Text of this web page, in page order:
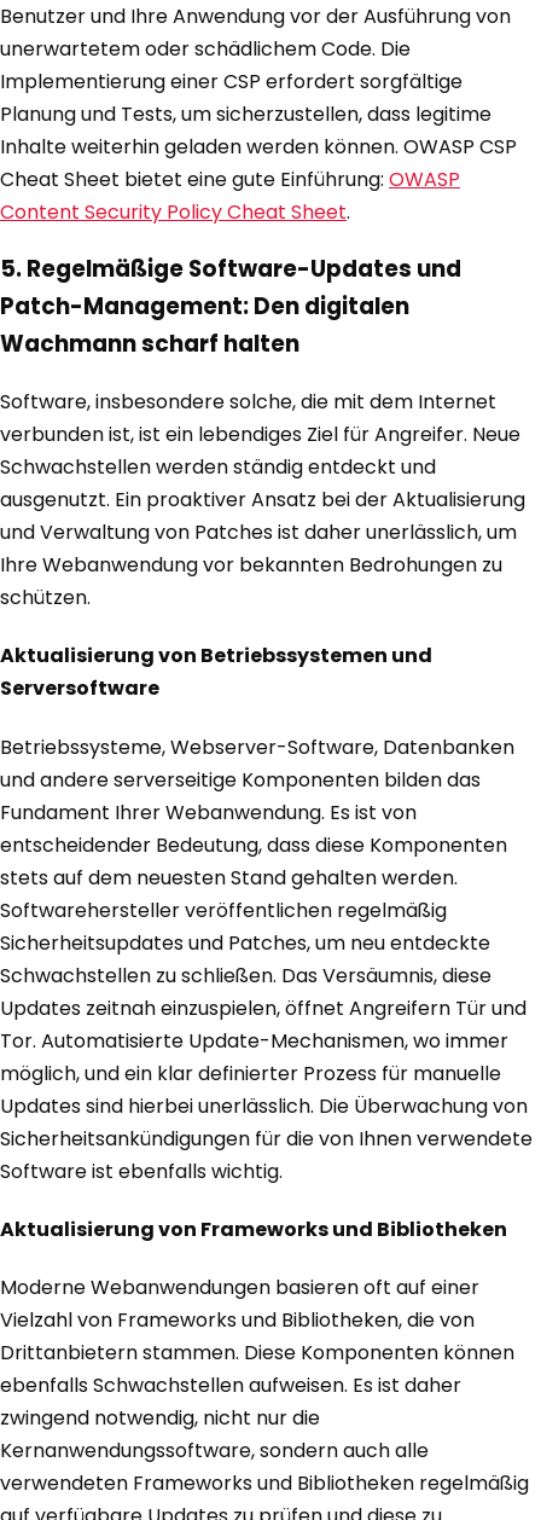
Benutzer und Ihre Anwendung vor der Ausführung von
unerwartetem oder schädlichem Code. Die
Implementierung einer CSP erfordert sorgfältige
Planung und Tests, um sicherzustellen, dass legitime
Inhalte weiterhin geladen werden können. OWASP CSP
Cheat Sheet bietet eine gute Einführung: OWASP
Content Security Policy Cheat Sheet.
5. Regelmäßige Software-Updates und
Patch-Management: Den digitalen
Wachmann scharf halten
Software, insbesondere solche, die mit dem Internet
verbunden ist, ist ein lebendiges Ziel für Angreifer. Neue
Schwachstellen werden ständig entdeckt und
ausgenutzt. Ein proaktiver Ansatz bei der Aktualisierung
und Verwaltung von Patches ist daher unerlässlich, um
Ihre Webanwendung vor bekannten Bedrohungen zu
schützen.
Aktualisierung von Betriebssystemen und
Serversoftware
Betriebssysteme, Webserver-Software, Datenbanken
und andere serverseitige Komponenten bilden das
Fundament Ihrer Webanwendung. Es ist von
entscheidender Bedeutung, dass diese Komponenten
stets auf dem neuesten Stand gehalten werden.
Softwarehersteller veröffentlichen regelmäßig
Sicherheitsupdates und Patches, um neu entdeckte
Schwachstellen zu schließen. Das Versäumnis, diese
Updates zeitnah einzuspielen, öffnet Angreifern Tür und
Tor. Automatisierte Update-Mechanismen, wo immer
möglich, und ein klar definierter Prozess für manuelle
Updates sind hierbei unerlässlich. Die Überwachung von
Sicherheitsankündigungen für die von Ihnen verwendete
Software ist ebenfalls wichtig.
Aktualisierung von Frameworks und Bibliotheken
Moderne Webanwendungen basieren oft auf einer
Vielzahl von Frameworks und Bibliotheken, die von
Drittanbietern stammen. Diese Komponenten können
ebenfalls Schwachstellen aufweisen. Es ist daher
zwingend notwendig, nicht nur die
Kernanwendungssoftware, sondern auch alle
verwendeten Frameworks und Bibliotheken regelmäßig